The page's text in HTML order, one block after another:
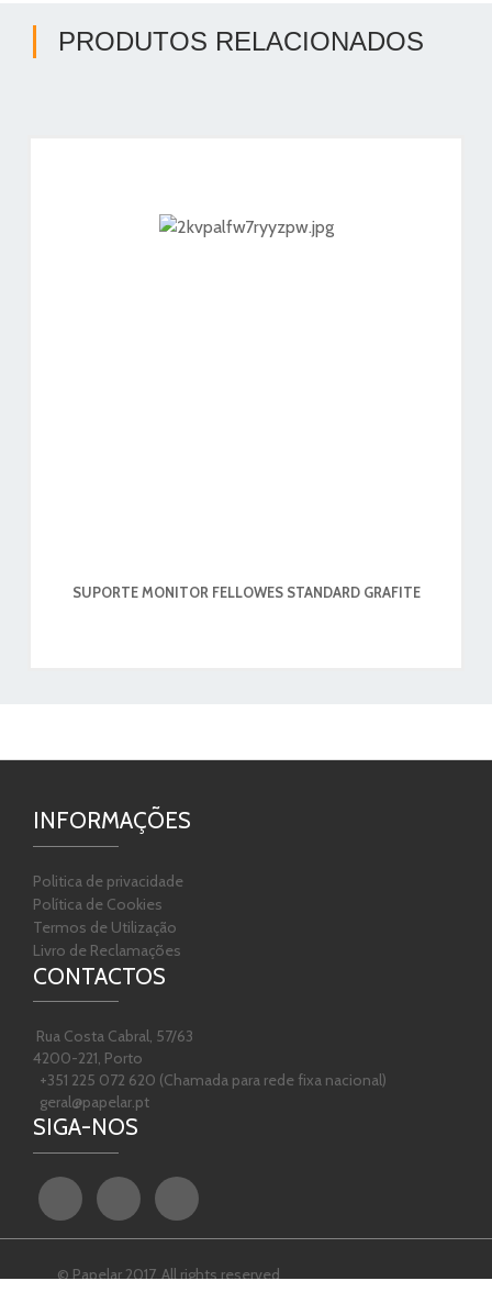
PRODUTOS RELACIONADOS
SUPORTE MONITOR FELLOWES STANDARD GRAFITE
INFORMAÇÕES
Politica de privacidade
Política de Cookies
Termos de Utilização
Livro de Reclamações
CONTACTOS
Rua Costa Cabral, 57/63
4200-221, Porto
+351 225 072 620 (Chamada para rede fixa nacional)
geral@papelar.pt
SIGA-NOS
© Papelar 2017. All rights reserved